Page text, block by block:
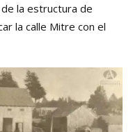
la estructura de
la calle Mitre con el